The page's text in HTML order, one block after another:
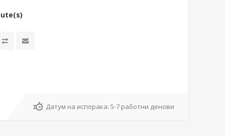
Датум на испорака: 5-7 работни денови